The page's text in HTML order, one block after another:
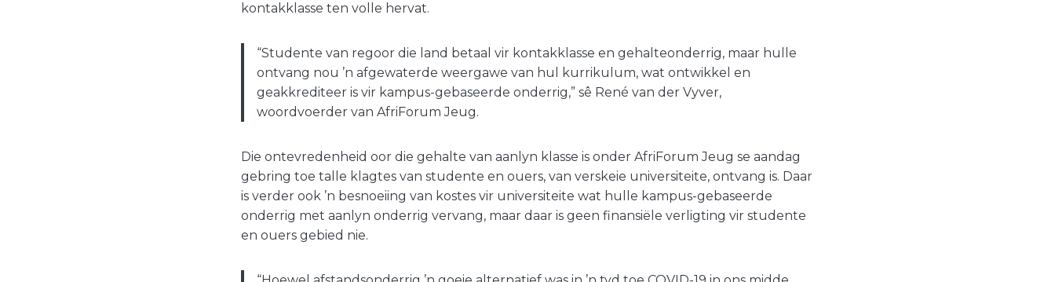
kontakklasse ten volle hervat.
“Studente van regoor die land betaal vir kontakklasse en gehalteonderrig, maar hulle
ontvang nou ’n afgewaterde weergawe van hul kurrikulum, wat ontwikkel en
geakkrediteer is vir kampus-gebaseerde onderrig,” sê René van der Vyver,
woordvoerder van AfriForum Jeug.
Die ontevredenheid oor die gehalte van aanlyn klasse is onder AfriForum Jeug se aandag
gebring toe talle klagtes van studente en ouers, van verskeie universiteite, ontvang is. Daar
is verder ook ’n besnoeiing van kostes vir universiteite wat hulle kampus-gebaseerde
onderrig met aanlyn onderrig vervang, maar daar is geen finansiële verligting vir studente
en ouers gebied nie.